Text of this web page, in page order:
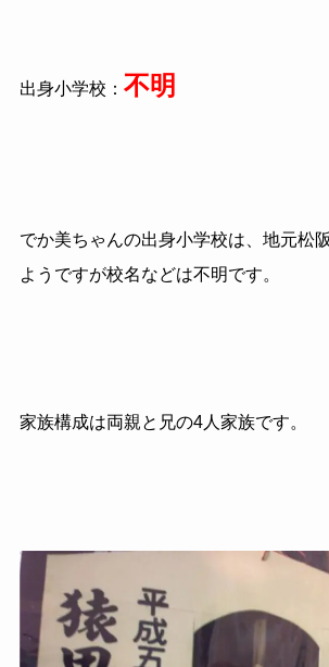
出身小学校： 不明
でか美ちゃんの出身小学校は、地元松
ようですが校名などは不明です。
家族構成は両親と兄の4人家族です。